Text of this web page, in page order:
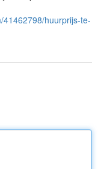
huurprijs-te-